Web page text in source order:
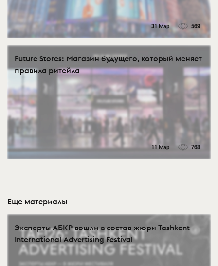
31 Мар 569
Future Stores: Магазин будущего, который меняет
правила ритейла
11 Мар 768
Еще материалы
Эксперты АБКР вошли в состав жюри Tashkent
International Advertising Festival